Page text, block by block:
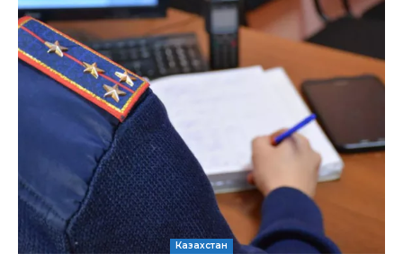
Казахстан